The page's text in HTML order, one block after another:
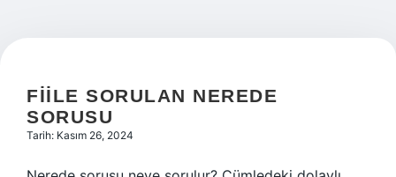
FIILE SORULAN NEREDE
SORUSU
Tarih: Kasım 26, 2024